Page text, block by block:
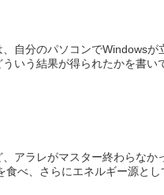
自分のパソコンでWindows
いう結果が得られたかを書い
アラレがマスター終わらな
べ、さらにエネルギー源とし